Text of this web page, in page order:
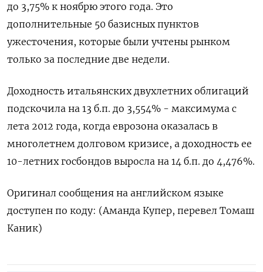
до 3,75% к ноябрю этого года. Это
дополнительные 50 базисных пунктов
ужесточения, которые были учтены рынком
только за последние две недели.
Доходность итальянских двухлетних облигаций
подскочила на 13 б.п. до 3,554% - максимума с
лета 2012 года, когда еврозона оказалась в
многолетнем долговом кризисе, а доходность ее
10-летних госбондов выросла на 14 б.п. до 4,476%.
Оригинал сообщения на английском языке
доступен по коду: (Аманда Купер, перевел Томаш
Каник)